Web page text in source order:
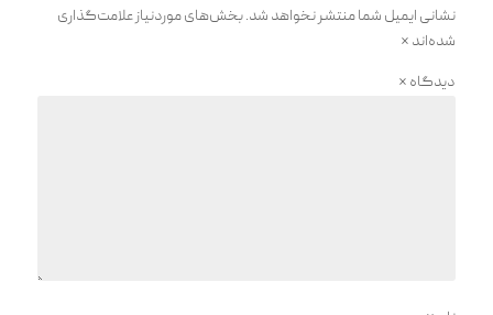
نشانی ایمیل شما منتشر نخواهد شد.بخش‌های موردنیاز علامت‌گذاری
شده‌اند *
دیدگاه *